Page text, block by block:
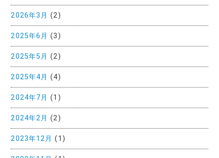
2026年3月 (2)
2025年6月 (3)
2025年5月 (2)
2025年4月 (4)
2024年7月 (1)
2024年2月 (2)
2023年12月 (1)